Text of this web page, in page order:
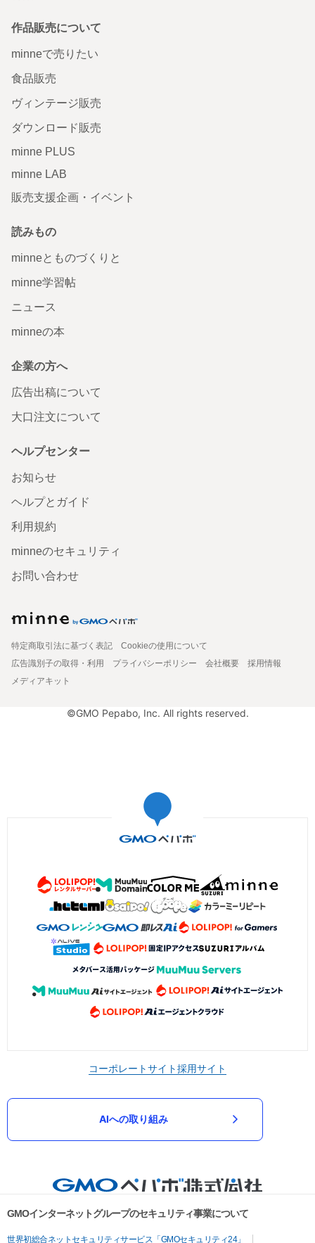
作品販売について
minneで売りたい
食品販売
ヴィンテージ販売
ダウンロード販売
minne PLUS
minne LAB
販売支援企画・イベント
読みもの
minneとものづくりと
minne学習帖
ニュース
minneの本
企業の方へ
広告出稿について
大口注文について
ヘルプセンター
お知らせ
ヘルプとガイド
利用規約
minneのセキュリティ
お問い合わせ
特定商取引法に基づく表記
Cookieの使用について
広告識別子の取得・利用
プライバシーポリシー 会社概要
採用情報
メディアキット
©GMO Pepabo, Inc. All rights reserved.
コーポレートサイト採用サイト
AIへの取り組み
GMOインターネットグループのセキュリティ事業について
世界初総合ネットセキュリティサービス「GMOセキュリティ24」